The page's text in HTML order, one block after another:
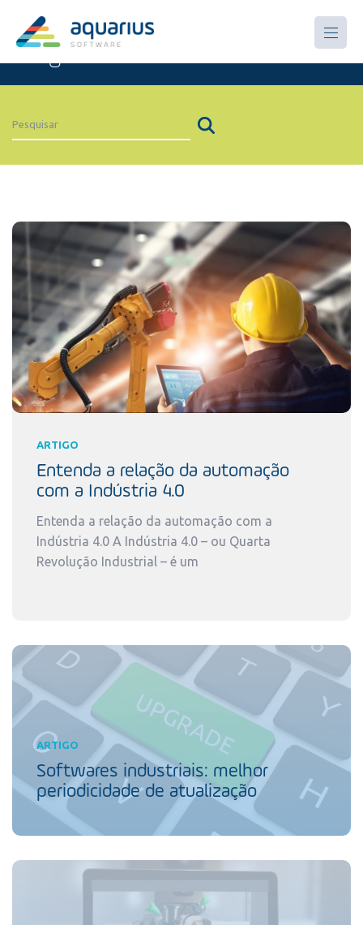
Artigos
ARTIGO
Entenda a relação da automação
com a Indústria 4.0
Entenda a relação da automação com a
Indústria 4.0 A Indústria 4.0 – ou Quarta
Revolução Industrial – é um
ARTIGO
Softwares industriais: melhor
periodicidade de atualização